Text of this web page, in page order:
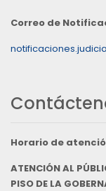
Correo de
Horario de
ATENCIÓN AL
PISO DE LA